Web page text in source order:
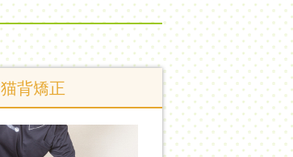
猫背矯正